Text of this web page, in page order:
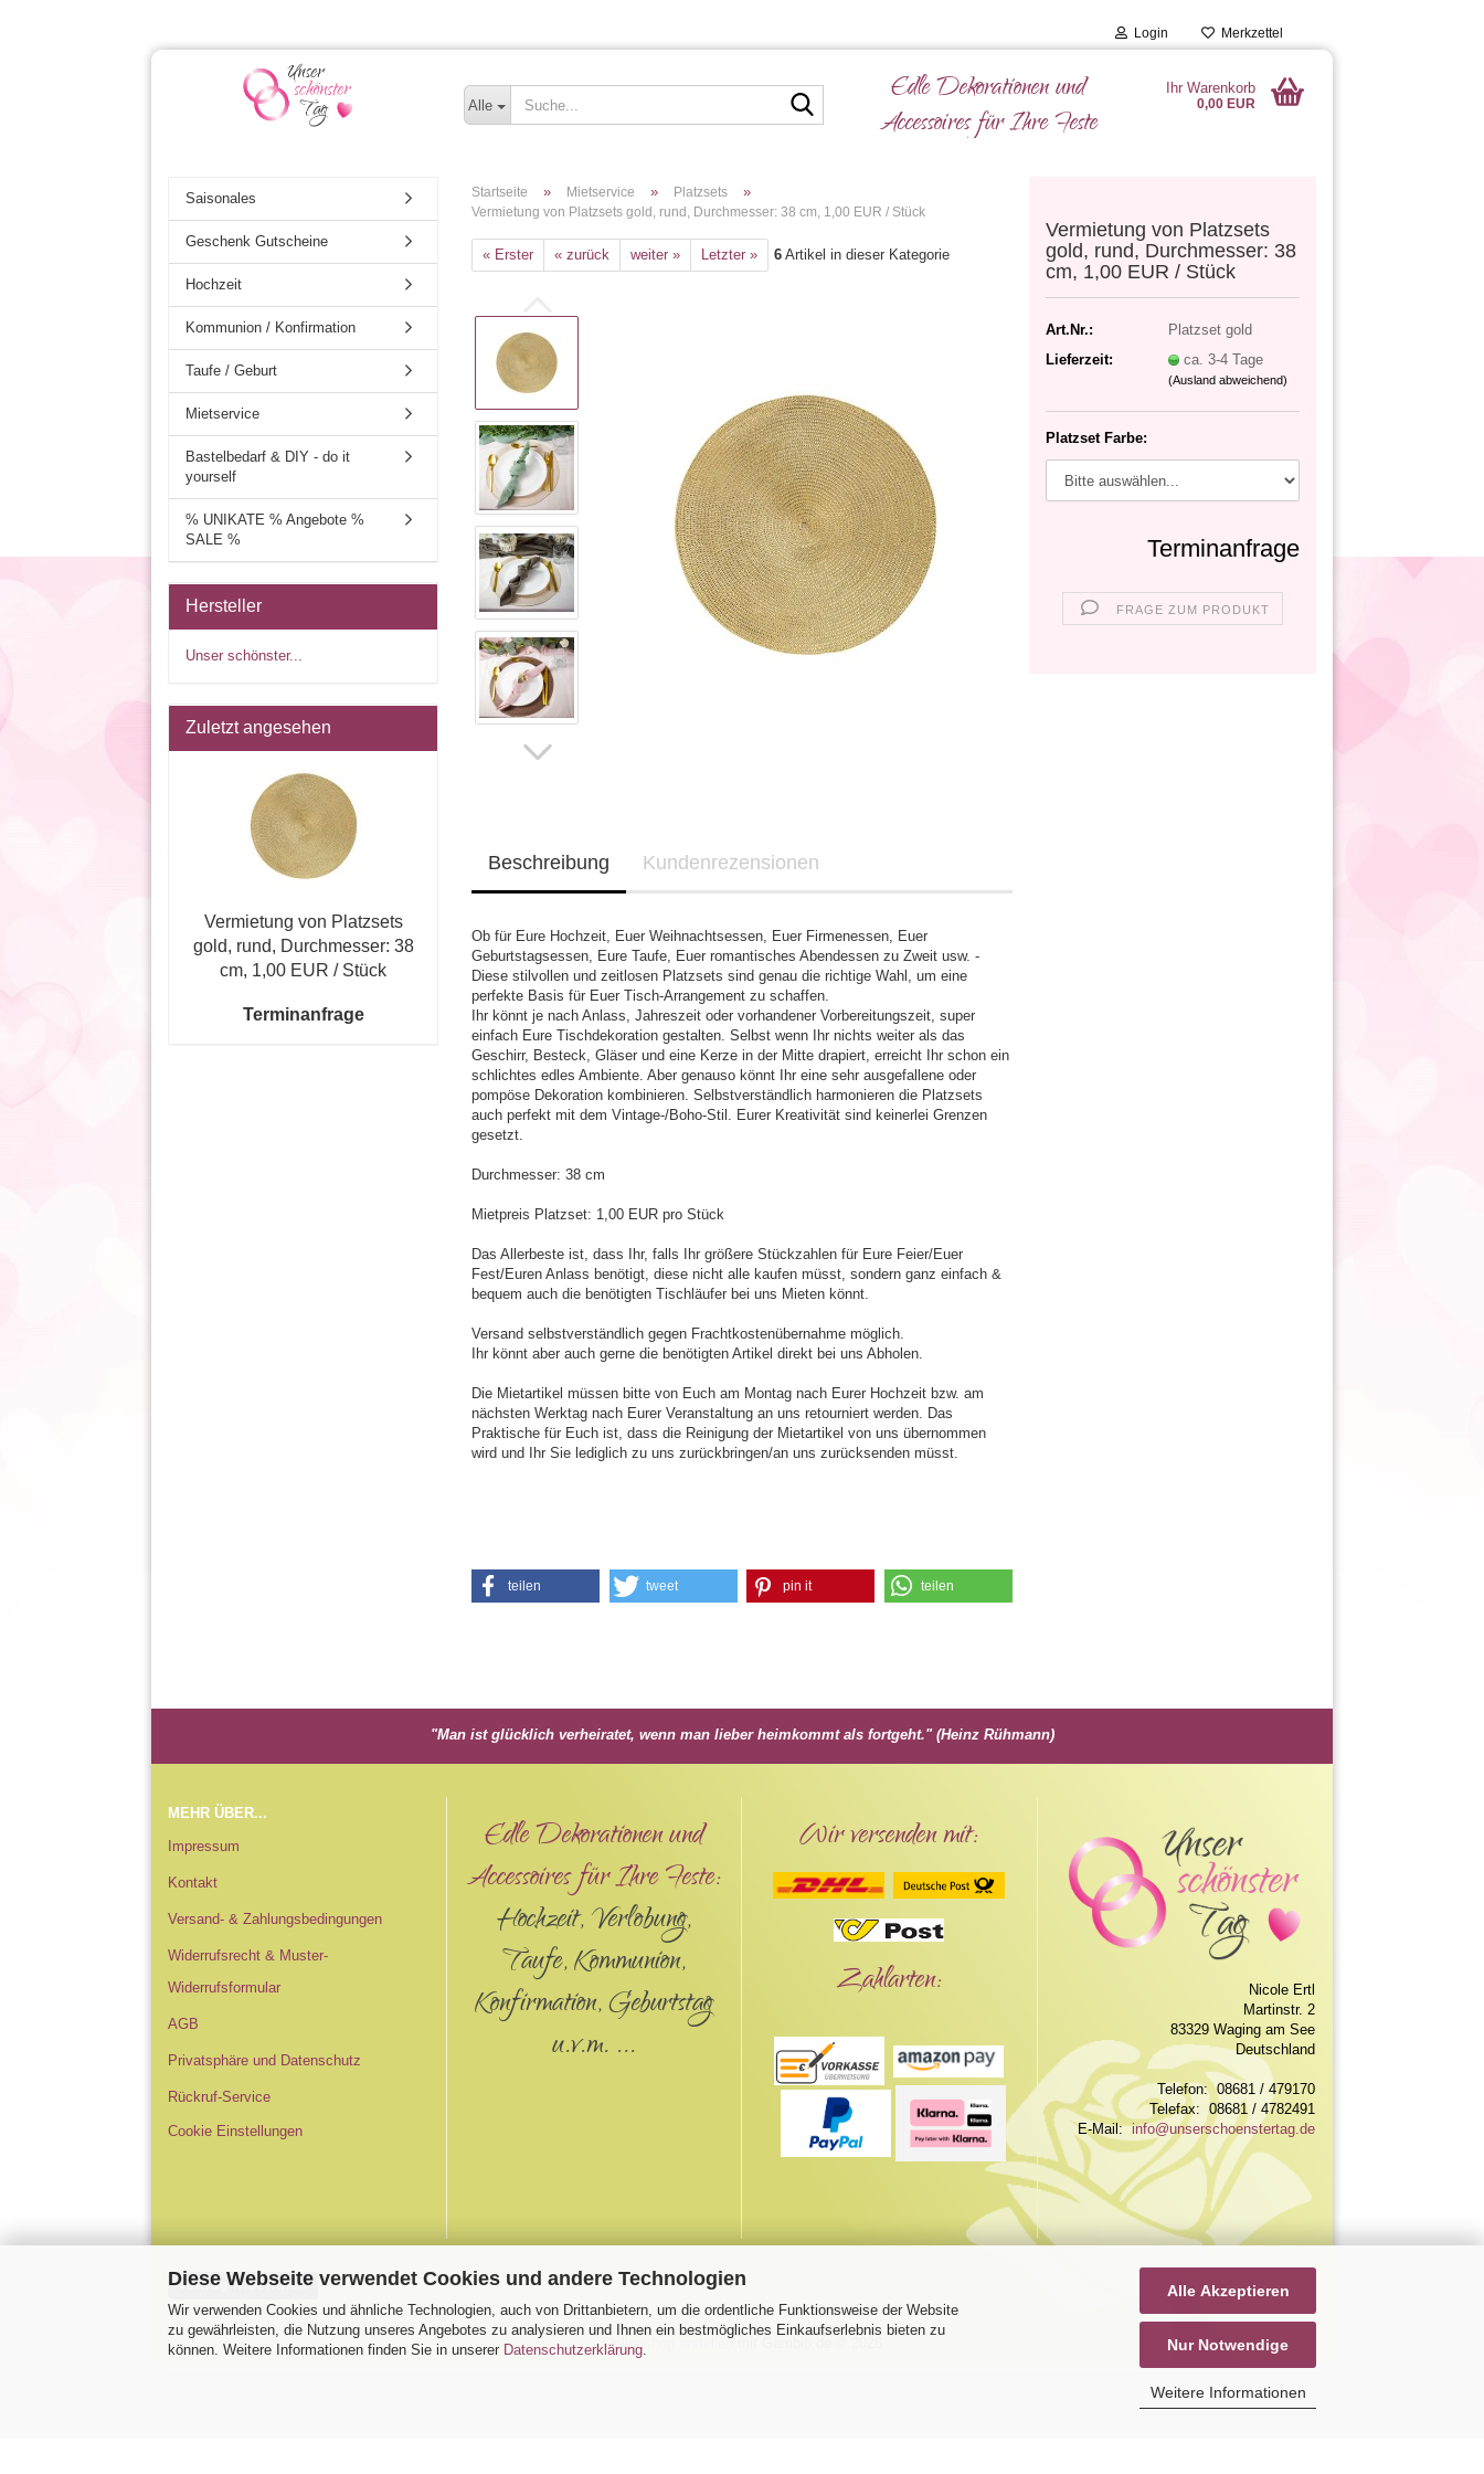
Diese Webseite verwendet Cookies und andere Technologien
Wir verwenden Cookies und ähnliche Technologien, auch von Drittanbietern, um die ordentliche Funktionsweise der Website
zu gewährleisten, die Nutzung unseres Angebotes zu analysieren und Ihnen ein bestmögliches Einkaufserlebnis bieten zu
können. Weitere Informationen finden Sie in unserer Datenschutzerklärung
Alle Akzeptieren
Nur Notwendige
Weitere Informationen
Login Merkzettel
Alle
Edle Dekorationen und
Accessoires für Ihre Feste
Ihr Warenkorb
0,00 EUR
Startseite » Mietservice » Platzsets »
Vermietung von Platzsets gold, rund, Durchmesser: 38 cm, 1,00 EUR / Stück
« Erster « zurück weiter » Letzter » 6 Artikel in dieser Kategorie
Vermietung von Platzsets
gold, rund, Durchmesser: 38
cm, 1,00 EUR / Stück
Art.Nr.:
Platzset gold
Lieferzeit:
ca. 3-4 Tage
(Ausland abweichend)
Platzset Farbe:
Terminanfrage
FRAGE ZUM PRODUKT
Beschreibung Kundenrezensionen
Ob für Eure Hochzeit, Euer Weihnachtsessen, Euer Firmenessen, Euer
Geburtstagsessen, Eure Taufe, Euer romantisches Abendessen zu Zweit usw. -
Diese stilvollen und zeitlosen Platzsets sind genau die richtige Wahl, um eine
perfekte Basis für Euer Tisch-Arrangement zu schaffen.
Ihr könnt je nach Anlass, Jahreszeit oder vorhandener Vorbereitungszeit, super
einfach Eure Tischdekoration gestalten. Selbst wenn Ihr nichts weiter als das
Geschirr, Besteck, Gläser und eine Kerze in der Mitte drapiert, erreicht Ihr schon ein
schlichtes edles Ambiente. Aber genauso könnt Ihr eine sehr ausgefallene oder
pompöse Dekoration kombinieren. Selbstverständlich harmonieren die Platzsets
auch perfekt mit dem Vintage-/Boho-Stil. Eurer Kreativität sind keinerlei Grenzen
gesetzt.
Durchmesser: 38 cm
Mietpreis Platzset: 1,00 EUR pro Stück
Das Allerbeste ist, dass Ihr, falls Ihr größere Stückzahlen für Eure Feier/Euer
Fest/Euren Anlass benötigt, diese nicht alle kaufen müsst, sondern ganz einfach &
bequem auch die benötigten Tischläufer bei uns Mieten könnt.
Versand selbstverständlich gegen Frachtkostenübernahme möglich.
Ihr könnt aber auch gerne die benötigten Artikel direkt bei uns Abholen.
Die Mietartikel müssen bitte von Euch am Montag nach Eurer Hochzeit bzw. am
nächsten Werktag nach Eurer Veranstaltung an uns retourniert werden. Das
Praktische für Euch ist, dass die Reinigung der Mietartikel von uns übernommen
wird und Ihr Sie lediglich zu uns zurückbringen/an uns zurücksenden müsst.
teilen tweet pin it teilen
Saisonales
Geschenk Gutscheine
Hochzeit
Kommunion / Konfirmation
Taufe / Geburt
Mietservice
Bastelbedarf & DIY - do it
yourself
% UNIKATE % Angebote %
SALE %
Hersteller
Unser schönster...
Zuletzt angesehen
Vermietung von Platzsets
gold, rund, Durchmesser: 38
cm, 1,00 EUR / Stück
Terminanfrage
"Man ist glücklich verheiratet, wenn man lieber heimkommt als fortgeht." (Heinz Rühmann)
MEHR ÜBER...
Impressum
Kontakt
Versand- & Zahlungsbedingungen
Widerrufsrecht & Muster-
Widerrufsformular
AGB
Privatsphäre und Datenschutz
Rückruf-Service
Cookie Einstellungen
Edle Dekorationen und
Accessoires für Ihre Feste:
Hochzeit, Verlobung,
Taufe, Kommunion,
Konfirmation, Geburtstag
u.v.m. ...
Wir versenden mit:
Zahlarten:
Nicole Ertl
Martinstr. 2
83329 Waging am See
Deutschland
Telefon: 08681 / 479170
Telefax: 08681 / 4782491
E-Mail:info@unserschoenstertag.de
Vertrag widerrufen
Onlineshop erstellenmit Gambio.de © 2026